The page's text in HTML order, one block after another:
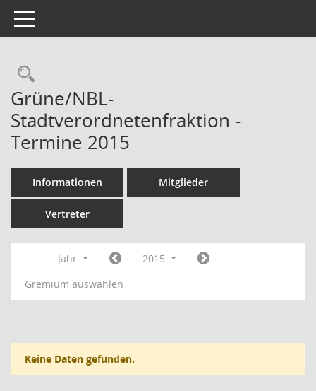
Toggle navigation
Rechercheauswahl
Grüne/NBL-
Stadtverordnetenfraktion -
Termine 2015
Informationen Mitglieder
Vertreter
Jahr
2015
Gremium auswählen
Keine Daten gefunden.